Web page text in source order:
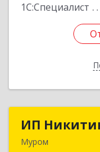
1С:Специалист
ИП
Муром
ИП